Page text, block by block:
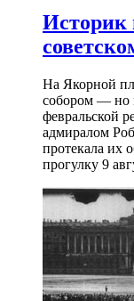
Историк
На Якорной
собором — но
февральской
адмиралом
протекала их
прогулку 9